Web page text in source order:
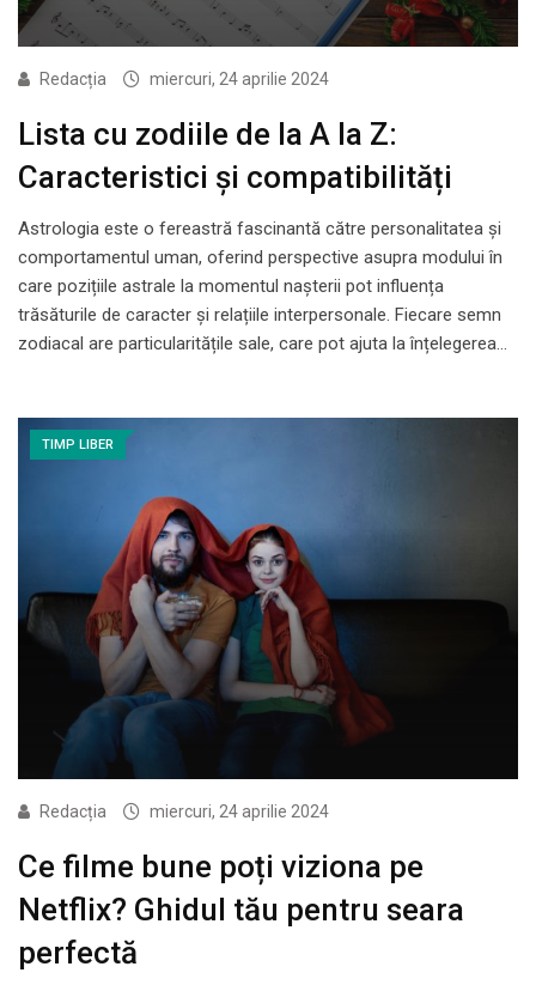
Redacția miercuri, 24 aprilie 2024
Lista cu zodiile de la A la Z:
Caracteristici și compatibilități
Astrologia este o fereastră fascinantă către personalitatea și
comportamentul uman, oferind perspective asupra modului în
care pozițiile astrale la momentul nașterii pot influența
trăsăturile de caracter și relațiile interpersonale. Fiecare semn
zodiacal are particularitățile sale, care pot ajuta la înțelegerea…
TIMP LIBER
Redacția miercuri, 24 aprilie 2024
Ce filme bune poți viziona pe
Netflix? Ghidul tău pentru seara
perfectă